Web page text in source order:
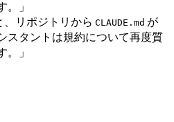
」
、リポジトリから CLAUDE.md が
スタントは規約について再度質
」